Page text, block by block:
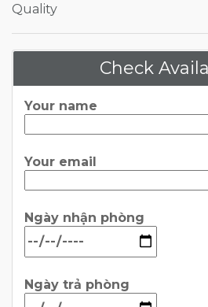
Quality
Check
Your name
Your email
Ngày nhận phòng
Ngày trả phòng